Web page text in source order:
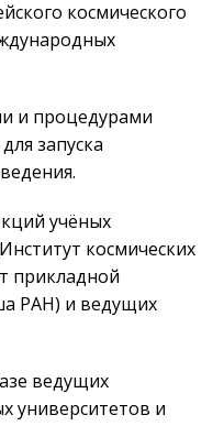
космического
и процедурами
запуска
учёных
космических
прикладной
РАН) и ведущих
ведущих
университетов и